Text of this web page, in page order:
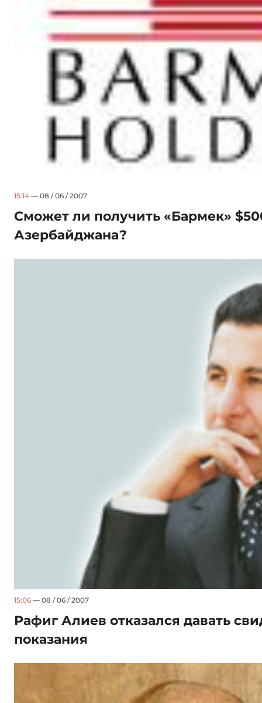
15:14 — 08 / 06 / 2007
Сможет ли получить «Бармек»
Азербайджана?
15:06 — 08 / 06 / 2007
Рафиг Алиев отказался давать
показания